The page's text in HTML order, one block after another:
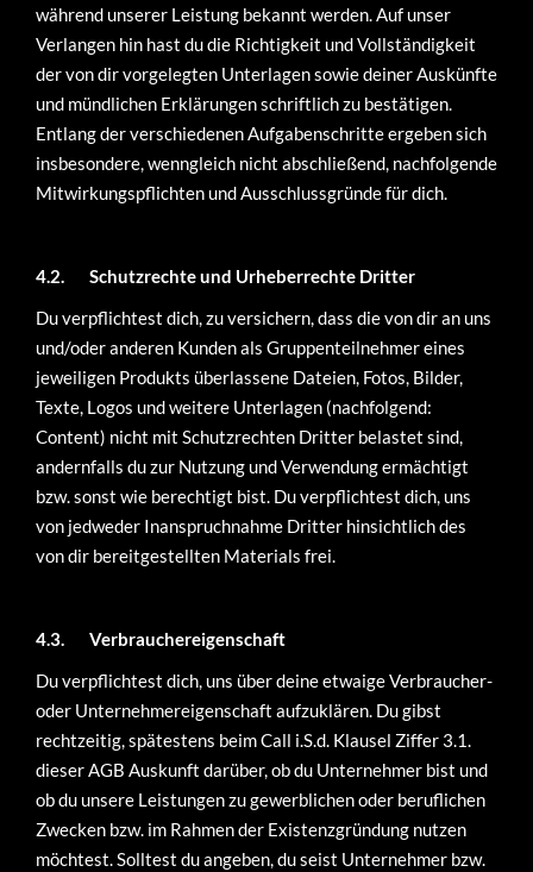
während unserer Leistung bekannt werden. Auf unser
Verlangen hin hast du die Richtigkeit und Vollständigkeit
der von dir vorgelegten Unterlagen sowie deiner Auskünfte
und mündlichen Erklärungen schriftlich zu bestätigen.
Entlang der verschiedenen Aufgabenschritte ergeben sich
insbesondere, wenngleich nicht abschließend, nachfolgende
Mitwirkungspflichten und Ausschlussgründe für dich.
4.2.
Schutzrechte und Urheberrechte Dritter
Du verpflichtest dich, zu versichern, dass die von dir an uns
und/oder anderen Kunden als Gruppenteilnehmer eines
jeweiligen Produkts überlassene Dateien, Fotos, Bilder,
Texte, Logos und weitere Unterlagen (nachfolgend:
Content) nicht mit Schutzrechten Dritter belastet sind,
andernfalls du zur Nutzung und Verwendung ermächtigt
bzw. sonst wie berechtigt bist. Du verpflichtest dich, uns
von jedweder Inanspruchnahme Dritter hinsichtlich des
von dir bereitgestellten Materials frei.
4.3.
Verbrauchereigenschaft
Du verpflichtest dich, uns über deine etwaige Verbraucher-
oder Unternehmereigenschaft aufzuklären. Du gibst
rechtzeitig, spätestens beim Call i.S.d. Klausel Ziffer 3.1.
dieser AGB Auskunft darüber, ob du Unternehmer bist und
ob du unsere Leistungen zu gewerblichen oder beruflichen
Zwecken bzw. im Rahmen der Existenzgründung nutzen
möchtest. Solltest du angeben, du seist Unternehmer bzw.